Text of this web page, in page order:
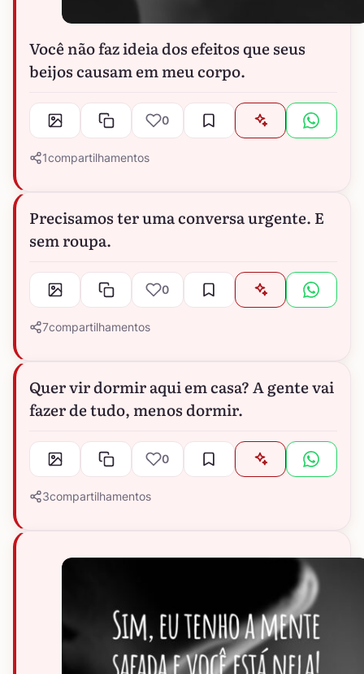
Você não faz ideia dos efeitos que seus
beijos causam em meu corpo.
0
1compartilhamentos
Precisamos ter uma conversa urgente. E
sem roupa.
0
7compartilhamentos
Quer vir dormir aqui em casa? A gente vai
fazer de tudo, menos dormir.
0
3compartilhamentos